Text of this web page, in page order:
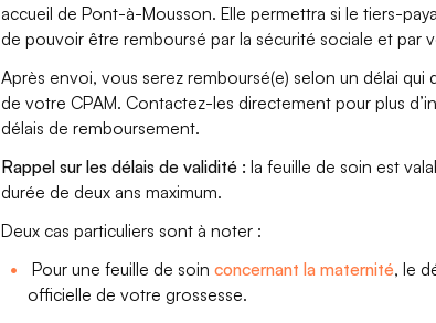
accueil de Pont-à-Mousson. Elle permettra si le tiers-
de pouvoir être remboursé par la sécurité sociale et par
Après envoi, vous serez remboursé(e) selon un délai qui
de votre CPAM. Contactez-les directement pour plus
délais de remboursement.
Rappel sur les délais de validité : la feuille de soin est
durée de deux ans maximum.
Deux cas particuliers sont à noter :
Pour une feuille de soinconcernant la maternité, le
officielle de votre grossesse.